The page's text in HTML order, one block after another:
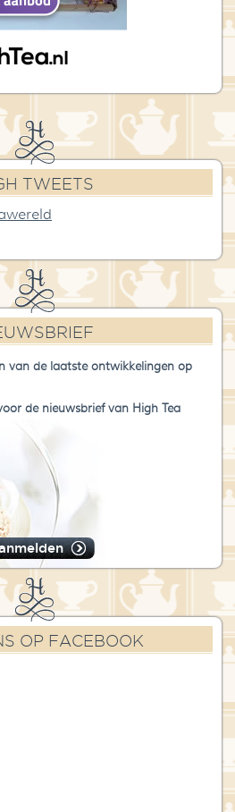
TWEETS
van de laatste ontwikkelingen op
de nieuwsbrief van High Tea
OP FACEBOOK